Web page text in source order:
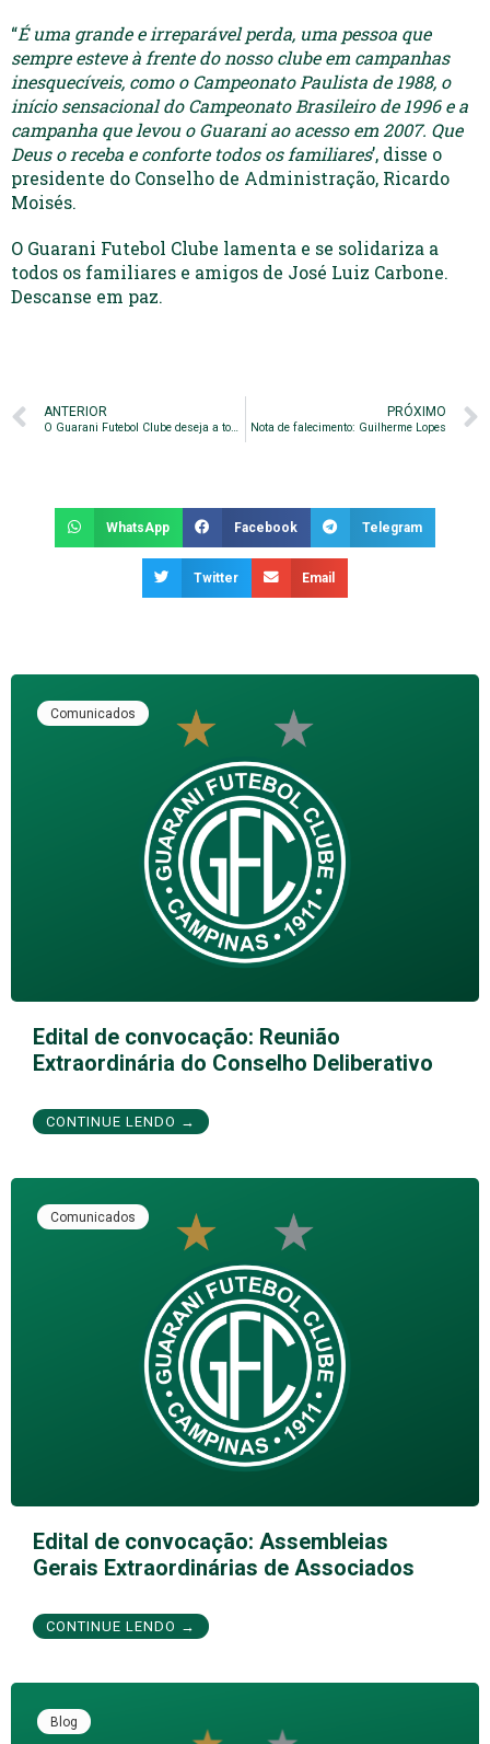
“É uma grande e irreparável perda, uma pessoa que
sempre esteve à frente do nosso clube em campanhas
inesquecíveis, como o Campeonato Paulista de 1988, o
início sensacional do Campeonato Brasileiro de 1996 e a
campanha que levou o Guarani ao acesso em 2007. Que
Deus o receba e conforte todos os familiares’, disse o
presidente do Conselho de Administração, Ricardo
Moisés.
O Guarani Futebol Clube lamenta e se solidariza a
todos os familiares e amigos de José Luiz Carbone.
Descanse em paz.
ANTERIOR
O Guarani Futebol Clube deseja a todos um Feliz Natal
PRÓXIMO
Nota de falecimento: Guilherme Lopes
WhatsApp Facebook Telegram
Twitter Email
Comunicados
Edital de convocação: Reunião
Extraordinária do Conselho Deliberativo
CONTINUE LENDO →
Comunicados
Edital de convocação: Assembleias
Gerais Extraordinárias de Associados
CONTINUE LENDO →
Blog